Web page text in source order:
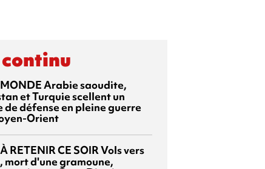
continu
MONDEArabie saoudite,
et Turquie scellent un
de défense en pleine guerre
Orient
À RETENIR CE SOIRVols vers
mort d'une gramoune,